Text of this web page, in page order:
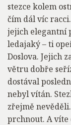
stezce kolem
čím dál víc
jejich elegantní
ledajaký – ti
Doslova. Jejich
větru dobře
dostával
nebyl vítán.
zřejmě
prchnout. A víte